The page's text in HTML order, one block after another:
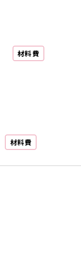
材料費
材料費